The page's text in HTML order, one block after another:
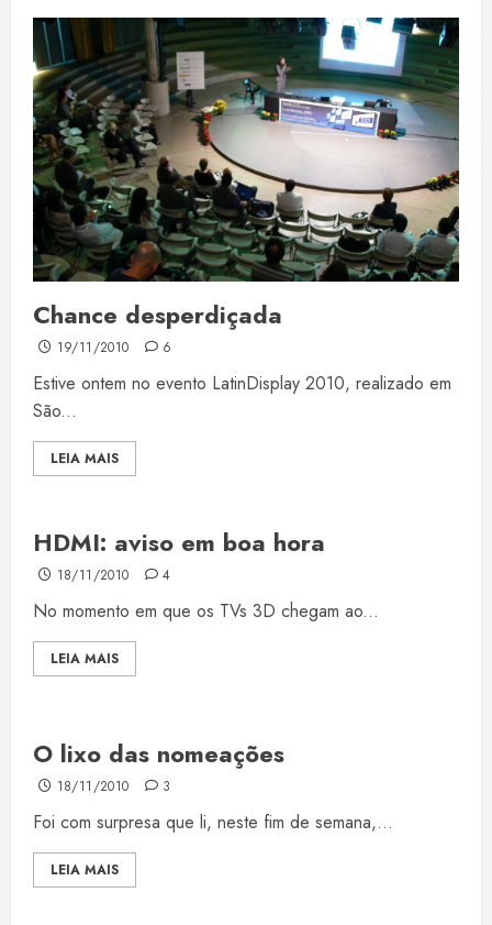
Chance desperdiçada
19/11/2010 6
Estive ontem no evento LatinDisplay 2010, realizado em
São...
LEIA MAIS
HDMI: aviso em boa hora
18/11/2010 4
No momento em que os TVs 3D chegam ao...
LEIA MAIS
O lixo das nomeações
18/11/2010 3
Foi com surpresa que li, neste fim de semana,...
LEIA MAIS